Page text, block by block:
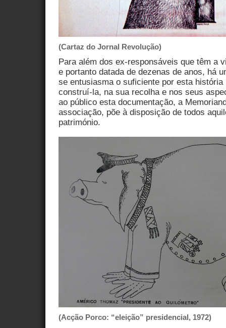
(Cartaz do Jornal Revolução)
Para além dos ex-responsáveis que têm a
e portanto datada de dezenas de anos, há
se entusiasma o suficiente por esta história
construí-la, na sua recolha e nos seus
ao público esta documentação, a
associação, põe à disposição de todos
património.
(Acção Porco: “eleição” presidencial, 1972)